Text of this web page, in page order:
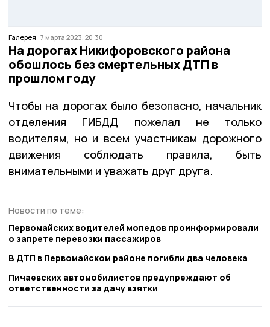
Галерея 7 марта 2023, 20:30
На дорогах Никифоровского района
обошлось без смертельных ДТП в
прошлом году
Чтобы на дорогах было безопасно, начальник
отделения ГИБДД пожелал не только
водителям, но и всем участникам дорожного
движения соблюдать правила, быть
внимательными и уважать друг друга.
Новости по теме:
Первомайских водителей мопедов проинформировали
о запрете перевозки пассажиров
В ДТП в Первомайском районе погибли два человека
Пичаевских автомобилистов предупреждают об
ответственности за дачу взятки